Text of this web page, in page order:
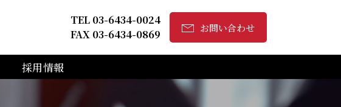
TEL 03-6434-0024
FAX 03-6434-0869
お問い合わせ
採用情報
採用メッセージ